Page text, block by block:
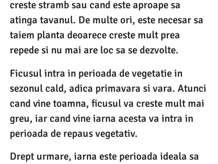
creste stramb sau cand este aproape sa
atinga tavanul. De multe ori, este necesar sa
taiem planta deoarece creste mult prea
repede si nu mai are loc sa se dezvolte.
Ficusul intra in perioada de vegetatie in
sezonul cald, adica primavara si vara. Atunci
cand vine toamna, ficusul va creste mult mai
greu, iar cand vine iarna acesta va intra in
perioada de repaus vegetativ.
Drept urmare, iarna este perioada ideala sa